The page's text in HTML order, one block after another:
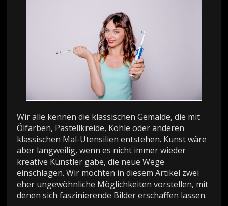
Wir alle kennen die klassischen Gemälde, die mit
Ölfarben, Pastellkreide, Kohle oder anderen
klassischen Mal-Utensilien entstehen. Kunst wäre
aber langweilig, wenn es nicht immer wieder
kreative Künstler gäbe, die neue Wege
einschlagen. Wir möchten in diesem Artikel zwei
eher ungewöhnliche Möglichkeiten vorstellen, mit
denen sich faszinierende Bilder erschaffen lassen.